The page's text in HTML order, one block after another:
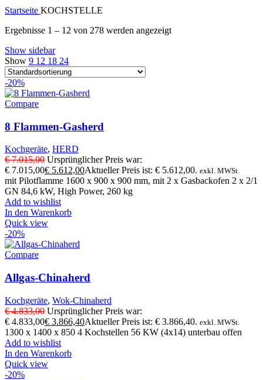
Startseite KOCHSTELLE
Ergebnisse 1 – 12 von 278 werden angezeigt
Show sidebar
Show 9 12 18 24
-20%
Compare
8 Flammen-Gasherd
Kochgeräte, HERD
€7.015,00 Ursprünglicher Preis war:
€ 7.015,00€ 5.612,00Aktueller Preis ist: € 5.612,00. exkl. MWSt.
mit Pilotflamme 1600 x 900 x 900 mm, mit 2 x Gasbackofen 2 x 2/1
GN 84,6 kW, High Power, 260 kg
Add to wishlist
In den Warenkorb
Quick view
-20%
Compare
Allgas-Chinaherd
Kochgeräte, Wok-Chinaherd
€4.833,00 Ursprünglicher Preis war:
€ 4.833,00€ 3.866,40Aktueller Preis ist: € 3.866,40. exkl. MWSt.
1300 x 1400 x 850 4 Kochstellen 56 KW (4x14) unterbau offen
Add to wishlist
In den Warenkorb
Quick view
-20%